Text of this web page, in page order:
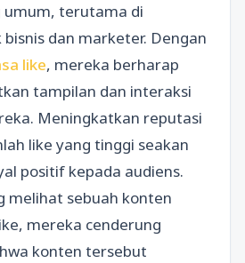
umum, terutama di
dan marketer. Dengan
like, mereka berharap
tampilan dan interaksi
Meningkatkan reputasi
like yang tinggi seakan
positif kepada audiens.
melihat sebuah konten
mereka cenderung
konten tersebut